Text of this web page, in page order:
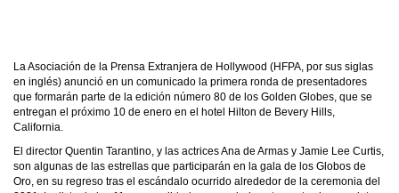
La Asociación de la Prensa Extranjera de Hollywood (HFPA, por sus siglas
en inglés) anunció en un comunicado la primera ronda de presentadores
que formarán parte de la edición número 80 de los Golden Globes, que se
entregan el próximo 10 de enero en el hotel Hilton de Bevery Hills,
California.
El director Quentin Tarantino, y las actrices Ana de Armas y Jamie Lee Curtis,
son algunas de las estrellas que participarán en la gala de los Globos de
Oro, en su regreso tras el escándalo ocurrido alrededor de la ceremonia del